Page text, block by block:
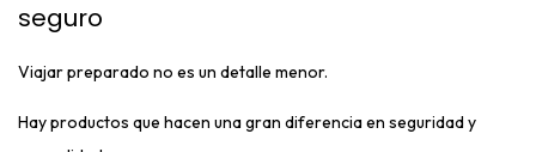
seguro
Viajar preparado no es un detalle menor.
Hay productos que hacen una gran diferencia en seguridad y